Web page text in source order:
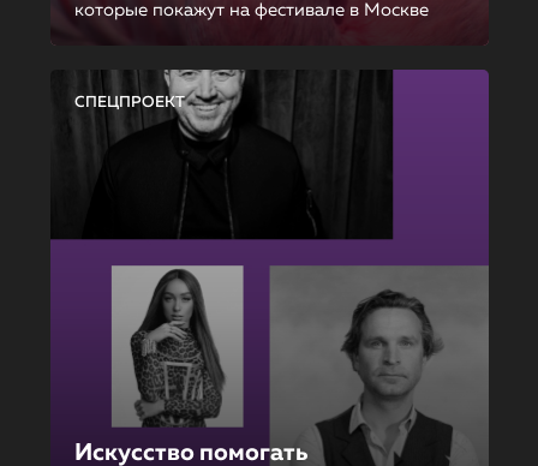
которые покажут на фестивале в Москве
СПЕЦПРОЕКТ
Искусство помогать